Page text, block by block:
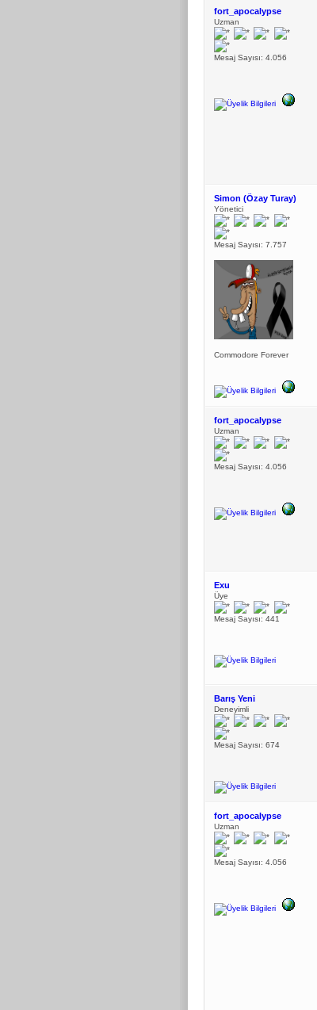
fort_apocalypse
Uzman
Mesaj Sayısı: 4.056
Simon (Özay Turay)
Yönetici
Mesaj Sayısı: 7.757
Commodore Forever
fort_apocalypse
Uzman
Mesaj Sayısı: 4.056
Exu
Üye
Mesaj Sayısı: 441
Barış Yeni
Deneyimli
Mesaj Sayısı: 674
fort_apocalypse
Uzman
Mesaj Sayısı: 4.056